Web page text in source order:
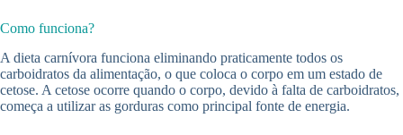
Como funciona?
A dieta carnívora funciona eliminando praticamente todos os
carboidratos da alimentação, o que coloca o corpo em um estado de
cetose. A cetose ocorre quando o corpo, devido à falta de carboidratos,
começa a utilizar as gorduras como principal fonte de energia.